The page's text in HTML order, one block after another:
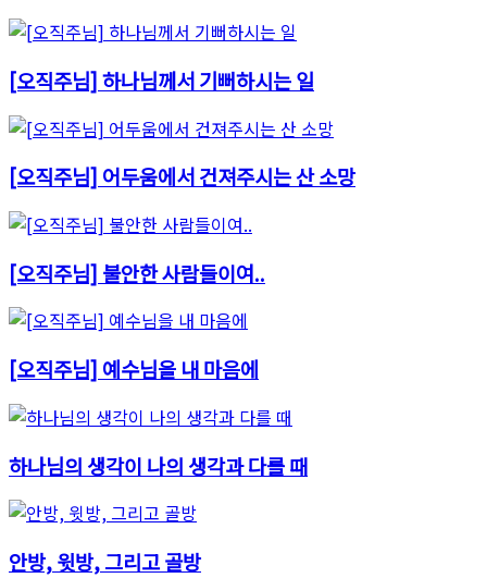
[오직주님] 하나님께서 기뻐하시는 일
[오직주님] 어두움에서 건져주시는 산 소망
[오직주님] 불안한 사람들이여..
[오직주님] 예수님을 내 마음에
하나님의 생각이 나의 생각과 다를 때
안방, 윗방, 그리고 골방